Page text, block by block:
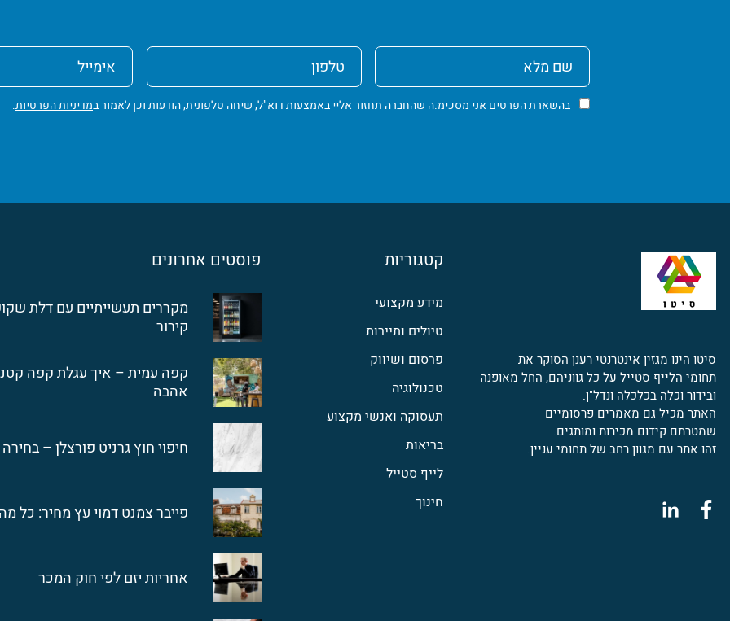
שם
מלא
טלפון אימייל
בהשארת הפרטים אני מסכימ.ה שהחברה תחזור אליי באמצעות דוא"ל, שיחה טלפונית, הודעות וכן לאמור במדיניות הפרטיות.
סיטו הינו מגזין אינטרנטי רענן הסוקר את
תחומי הלייף סטייל על כל גווניהם, החל מאופנה
ובידור וכלה בכלכלה ונדל"ן.
האתר מכיל גם מאמרים פרסומיים
שמטרתם קידום מכירות ומותגים.
זהו אתר עם מגוון רחב של תחומי עניין.
קטגוריות
מידע מקצועי
טיולים ותיירות
פרסום ושיווק
טכנולוגיה
תעסוקה ואנשי מקצוע
בריאות
לייף סטייל
חינוך
פוסטים אחרונים
מקררים תעשייתיים עם דלת
קירור
קפה עמית – איך עגלת קפה
אהבה
חיפוי חוץ גרניט פורצלן –
פייבר צמנט דמוי עץ מחיר: כל
אחריות יזם לפי חוק המכר